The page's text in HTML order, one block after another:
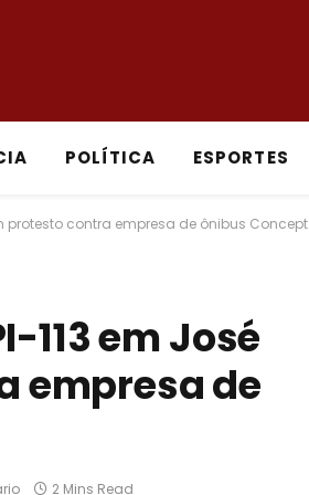
POLÍTICA ESPORTES
protesto contra empresa de ônibus Concept
em José
empresa de
2 Mins Read